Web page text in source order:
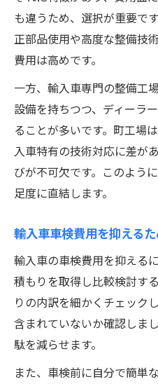
も違うため、選択が重要で
正部品使用や高度な整備技
費用は高めです。
一方、輸入車専門の整備工
設備を持ちつつ、ディーラ
ることが多いです。町工場
入車特有の技術対応に差が
びが不可欠です。このよう
足度に直結します。
輸入車車検費用を抑える
輸入車の車検費用を抑える
積もりを取得し比較検討す
りの内訳を細かくチェック
含まれていないか確認しま
駄を減らせます。
また、車検前に自分で簡単